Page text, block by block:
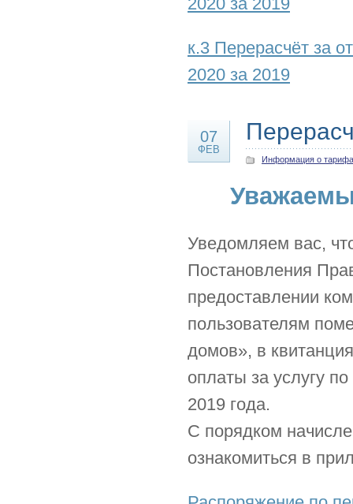
к.3 Перерасчёт за
2020 за 2019
07
ФЕВ
Информация о
Уведомляем вас,
Постановления
предоставлении
пользователям
домов», в
оплаты за услугу
2019 года.
С порядком
ознакомиться в